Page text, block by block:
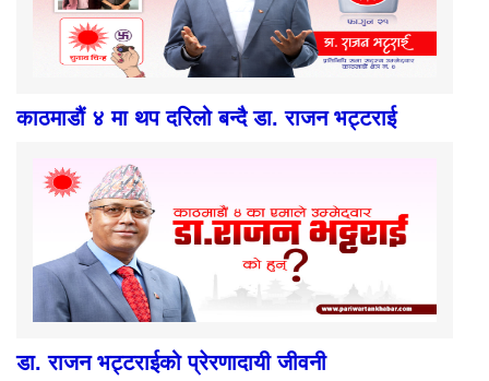
काठमाडौं ४ मा थप दरिलो बन्दै डा. राजन भट्टराई
डा. राजन भट्टराईको प्रेरणादायी जीवनी